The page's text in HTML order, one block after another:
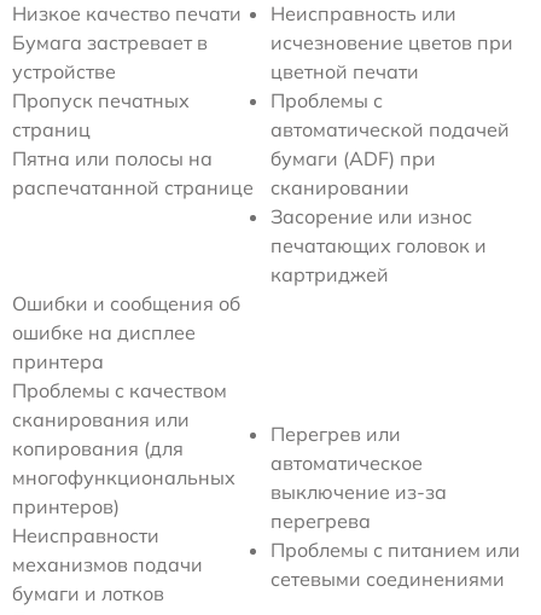
Низкое качество печати
Бумага застревает в
устройстве
Пропуск печатных
страниц
Пятна или полосы на
распечатанной странице
Неисправность или
исчезновение цветов при
цветной печати
Проблемы с
автоматической подачей
бумаги (ADF) при
сканировании
Засорение или износ
печатающих головок и
картриджей
Ошибки и сообщения об
ошибке на дисплее
принтера
Проблемы с качеством
сканирования или
копирования (для
многофункциональных
принтеров)
Неисправности
механизмов подачи
бумаги и лотков
Перегрев или
автоматическое
выключение из-за
перегрева
Проблемы с питанием или
сетевыми соединениями